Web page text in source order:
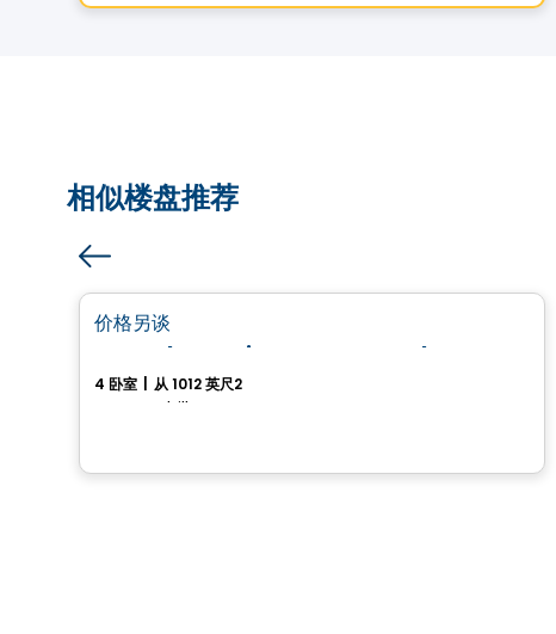
相似楼盘推荐
价格另谈
4 卧室 从 1012 英尺2
Drummondville, QC